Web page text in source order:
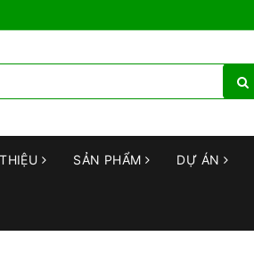
SẢN PHẨM DỰ ÁN